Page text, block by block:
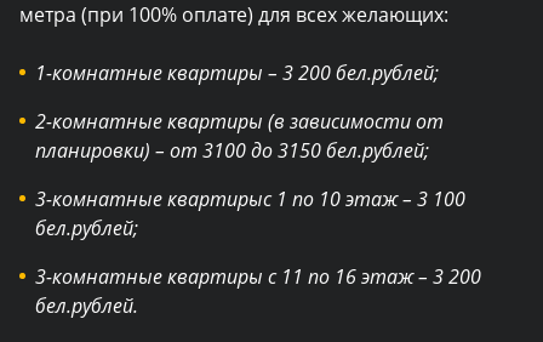
метра (при 100% оплате) для всех желающих:
1-комнатные квартиры – 3 200 бел.рублей;
2-комнатные квартиры (в зависимости от
планировки) – от 3100 до 3150 бел.рублей;
3-комнатные квартирыс 1 по 10 этаж – 3 100
бел.рублей;
3-комнатные квартиры с 11 по 16 этаж – 3 200
бел.рублей.